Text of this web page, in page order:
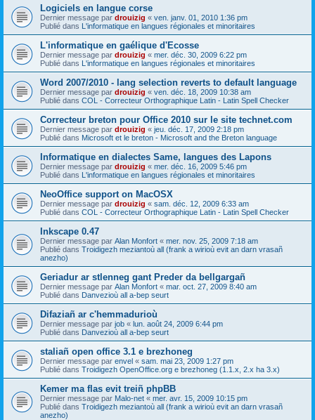
Logiciels en langue corse
Dernier message par drouizig « ven. janv. 01, 2010 1:36 pm
Publié dans L'informatique en langues régionales et minoritaires
L'informatique en gaélique d'Ecosse
Dernier message par drouizig « mer. déc. 30, 2009 6:22 pm
Publié dans L'informatique en langues régionales et minoritaires
Word 2007/2010 - lang selection reverts to default language
Dernier message par drouizig « ven. déc. 18, 2009 10:38 am
Publié dans COL - Correcteur Orthographique Latin - Latin Spell Checker
Correcteur breton pour Office 2010 sur le site technet.com
Dernier message par drouizig « jeu. déc. 17, 2009 2:18 pm
Publié dans Microsoft et le breton - Microsoft and the Breton language
Informatique en dialectes Same, langues des Lapons
Dernier message par drouizig « mer. déc. 16, 2009 5:46 pm
Publié dans L'informatique en langues régionales et minoritaires
NeoOffice support on MacOSX
Dernier message par drouizig « sam. déc. 12, 2009 6:33 am
Publié dans COL - Correcteur Orthographique Latin - Latin Spell Checker
Inkscape 0.47
Dernier message par Alan Monfort « mer. nov. 25, 2009 7:18 am
Publié dans Troidigezh meziantoù all (frank a wirioù evit an darn vrasañ
anezho)
Geriadur ar stlenneg gant Preder da bellgargañ
Dernier message par Alan Monfort « mar. oct. 27, 2009 8:40 am
Publié dans Danvezioù all a-bep seurt
Difaziañ ar c'hemmadurioù
Dernier message par job « lun. août 24, 2009 6:44 pm
Publié dans Danvezioù all a-bep seurt
staliañ open office 3.1 e brezhoneg
Dernier message par envel « sam. mai 23, 2009 1:27 pm
Publié dans Troidigezh OpenOffice.org e brezhoneg (1.1.x, 2.x ha 3.x)
Kemer ma flas evit treiñ phpBB
Dernier message par Malo-net « mer. avr. 15, 2009 10:15 pm
Publié dans Troidigezh meziantoù all (frank a wirioù evit an darn vrasañ
anezho)